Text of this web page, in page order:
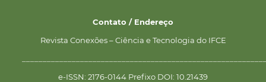
Contato / Endereço
Revista Conexões – Ciência e Tecnologia do IFCE
e-ISSN: 2176-0144 Prefixo DOI: 10.21439